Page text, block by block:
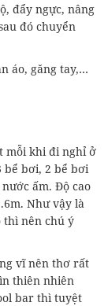
đẩy ngực, nâng
đó chuyển
áo, găng tay,…
mỗi khi đi nghỉ ở
bể bơi, 2 bể bơi
ấm. Độ cao
Như vậy là
thì nên chú ý
vĩ nên thơ rất
thiên nhiên
bar thì tuyệt